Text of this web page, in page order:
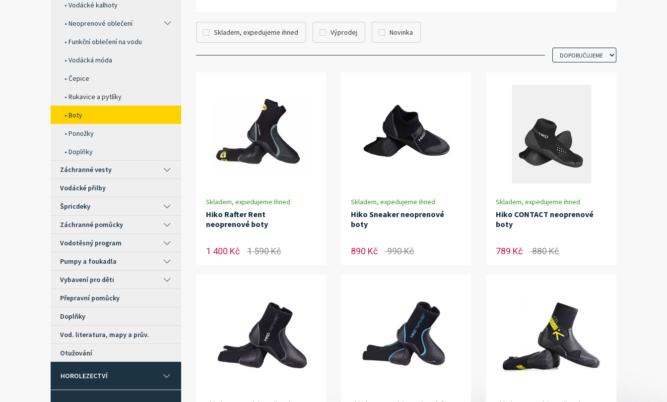
Vodácké kalhoty
Neoprenové oblečení
Funkční oblečení na vodu
Vodácká móda
Čepice
Rukavice a pytlíky
Boty
Ponožky
Doplňky
Záchranné vesty
Vodácké přilby
Špricdeky
Záchranné pomůcky
Vodotěsný program
Pumpy a foukadla
Vybavení pro děti
Přepravní pomůcky
Doplňky
Vod. literatura, mapy a prův.
Otužování
HOROLEZECTVÍ
Skladem, expedujeme ihned Výprodej Novinka
Skladem, expedujeme ihned
Hiko Rafter Rent
neoprenové boty
1 400 Kč 1 590 Kč
Skladem, expedujeme ihned
Hiko Sneaker neoprenové
boty
890 Kč 990 Kč
Skladem, expedujeme ihned
Hiko CONTACT neoprenové
boty
789 Kč 880 Kč